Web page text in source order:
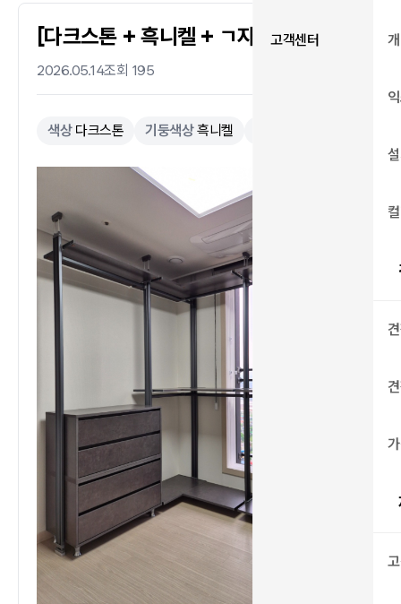
고객센터
[다크스톤 + 흑니켈 + ㄱ자]
2026.05.14조회 195
색상 다크스톤 기둥색상 흑니켈